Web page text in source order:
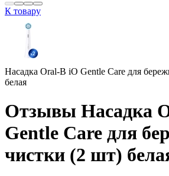
К товару
Насадка Oral-B iO Gentle Care для
белая
Отзывы Насадка
Gentle Care для
чистки (2 шт)